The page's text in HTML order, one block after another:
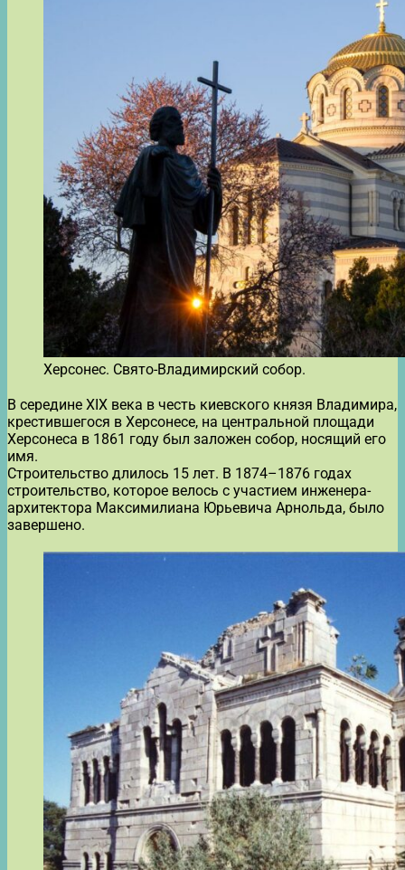
Херсонес. Свято-Владимирский собор.
В середине XIX века в честь киевского князя Владимира,
крестившегося в Херсонесе, на центральной площади
Херсонеса в 1861 году был заложен собор, носящий его
имя.
Строительство длилось 15 лет. В 1874–1876 годах
строительство, которое велось с участием инженера-
архитектора Максимилиана Юрьевича Арнольда, было
завершено.